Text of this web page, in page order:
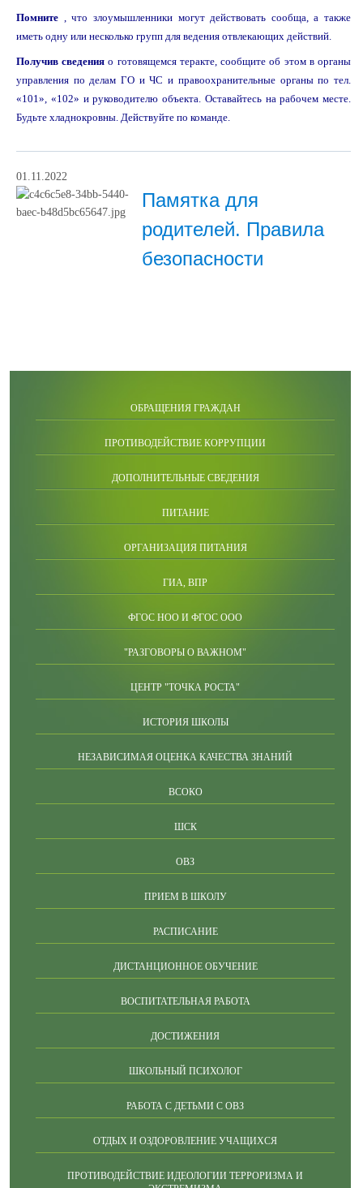
Помните , что злоумышленники могут действовать сообща, а также
иметь одну или несколько групп для ведения отвлекающих действий.
Получив сведения о готовящемся теракте, сообщите об этом в органы
управления по делам ГО и ЧС и правоохранительные органы по тел.
«101», «102» и руководителю объекта. Оставайтесь на рабочем месте.
Будьте хладнокровны. Действуйте по команде.
01.11.2022
Памятка для
родителей. Правила
безопасности
ОБРАЩЕНИЯ ГРАЖДАН
ПРОТИВОДЕЙСТВИЕ КОРРУПЦИИ
ДОПОЛНИТЕЛЬНЫЕ СВЕДЕНИЯ
ПИТАНИЕ
ОРГАНИЗАЦИЯ ПИТАНИЯ
ГИА, ВПР
ФГОС НОО И ФГОС ООО
"РАЗГОВОРЫ О ВАЖНОМ"
ЦЕНТР "ТОЧКА РОСТА"
ИСТОРИЯ ШКОЛЫ
НЕЗАВИСИМАЯ ОЦЕНКА КАЧЕСТВА ЗНАНИЙ
ВСОКО
ШСК
ОВЗ
ПРИЕМ В ШКОЛУ
РАСПИСАНИЕ
ДИСТАНЦИОННОЕ ОБУЧЕНИЕ
ВОСПИТАТЕЛЬНАЯ РАБОТА
ДОСТИЖЕНИЯ
ШКОЛЬНЫЙ ПСИХОЛОГ
РАБОТА С ДЕТЬМИ С ОВЗ
ОТДЫХ И ОЗДОРОВЛЕНИЕ УЧАЩИХСЯ
ПРОТИВОДЕЙСТВИЕ ИДЕОЛОГИИ ТЕРРОРИЗМА И